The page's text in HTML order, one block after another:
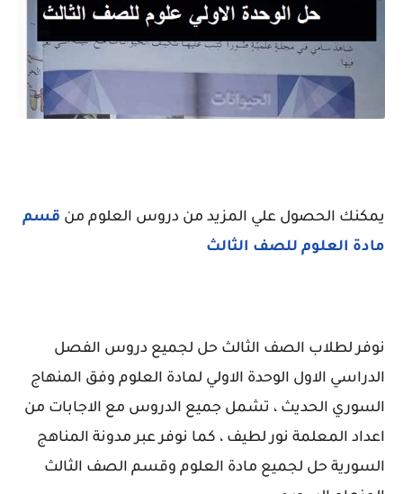
يمكنك الحصول علي المزيد من دروس العلوم من قسم
مادة العلوم للصف الثالث
نوفر لطلاب الصف الثالث حل لجميع دروس الفصل
الدراسي الاول الوحدة الاولي لمادة العلوم وفق المنهاج
السوري الحديث ، تشمل جميع الدروس مع الاجابات من
اعداد المعلمة نور لطيف ، كما نوفر عبر مدونة المناهج
السورية حل لجميع مادة العلوم وقسم الصف الثالث